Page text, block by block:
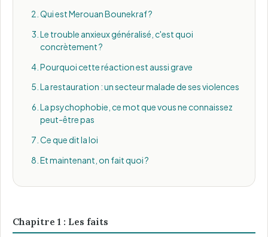
Qui est Merouan Bounekraf ?
Le trouble anxieux généralisé, c'est quoi
concrètement ?
Pourquoi cette réaction est aussi grave
La restauration : un secteur malade de ses violences
La psychophobie, ce mot que vous ne connaissez
peut-être pas
Ce que dit la loi
Et maintenant, on fait quoi ?
Chapitre 1 : Les faits